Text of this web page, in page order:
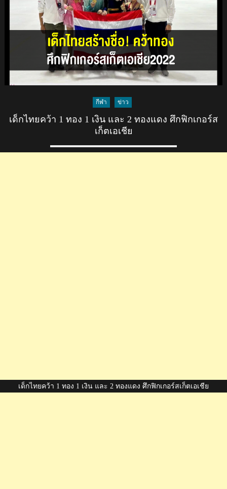
กีฬา ข่าว
เด็กไทยคว้า 1 ทอง 1 เงิน และ 2 ทองแดง ศึกฟิกเกอร์ส
เก็ตเอเชีย
เด็กไทยคว้า 1 ทอง 1 เงิน และ 2 ทองแดง ศึกฟิกเกอร์สเก็ตเอเชีย